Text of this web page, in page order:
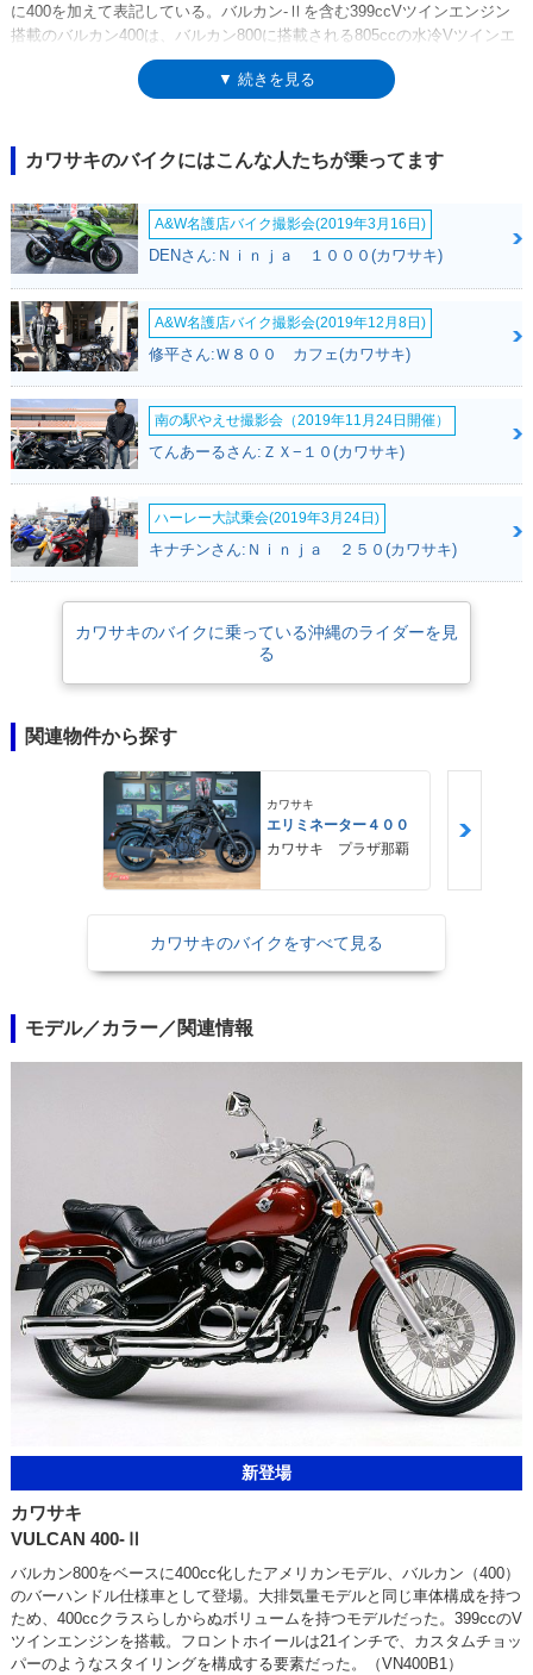
に400を加えて表記している。バルカン-Ⅱを含む399ccVツインエンジン
搭載のバルカン400は、バルカン800に搭載される805ccの水冷Vツインエ
ンジンのシリンダーボアを大胆に小さくして（88ミリを62ミリに変
更）、排気量を399ccとしたもの。ピストンストロークは800と同じ66.2
ッパーライクなカスタムスタイルを演出していた。
▼ 続きを見る
カワサキのバイクにはこんな人たちが乗ってます
A&W名護店バイク撮影会(2019年3月16日)
DENさん:Ｎｉｎｊａ １０００(カワサキ)
A&W名護店バイク撮影会(2019年12月8日)
修平さん:Ｗ８００ カフェ(カワサキ)
南の駅やえせ撮影会（2019年11月24日開催）
てんあーるさん:ＺＸ−１０(カワサキ)
ハーレー大試乗会(2019年3月24日)
キナチンさん:Ｎｉｎｊａ ２５０(カワサキ)
カワサキのバイクに乗っている沖縄のライダーを見
る
関連物件から探す
カワサキ
エリミネーター４００
カワサキ プラザ那覇
カワサキのバイクをすべて見る
モデル／カラー／関連情報
新登場
カワサキ
VULCAN 400-Ⅱ
バルカン800をベースに400cc化したアメリカンモデル、バルカン（400）
のバーハンドル仕様車として登場。大排気量モデルと同じ車体構成を持つ
ため、400ccクラスらしからぬボリュームを持つモデルだった。399ccのV
ツインエンジンを搭載。フロントホイールは21インチで、カスタムチョッ
パーのようなスタイリングを構成する要素だった。（VN400B1）